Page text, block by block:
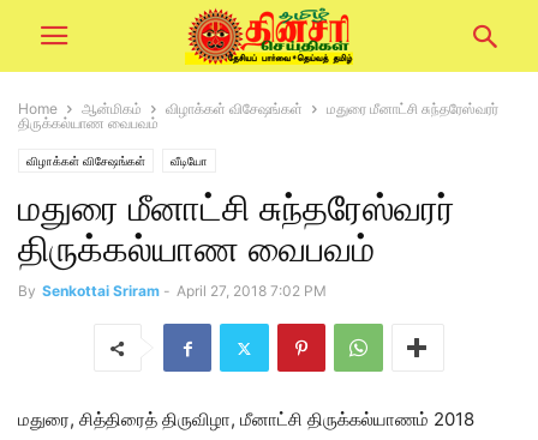
Home ஆன்மிகம் விழாக்கள் விசேஷங்கள்
மதுரை மீனாட்சி சுந்தரேஸ்வரர்
திருக்கல்யாண வைபவம்
விழாக்கள் விசேஷங்கள் வீடியோ
மதுரை மீனாட்சி சுந்தரேஸ்வரர்
திருக்கல்யாண வைபவம்
By Senkottai Sriram - April 27, 2018 7:02 PM
மதுரை, சித்திரைத் திருவிழா, மீனாட்சி திருக்கல்யாணம் 2018